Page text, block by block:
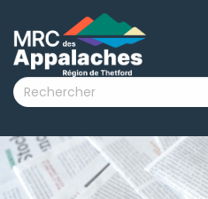
submenu (La MRC )
submenu (Citoyens )
submenu (Visiteurs )
submenu (Nouvelles )